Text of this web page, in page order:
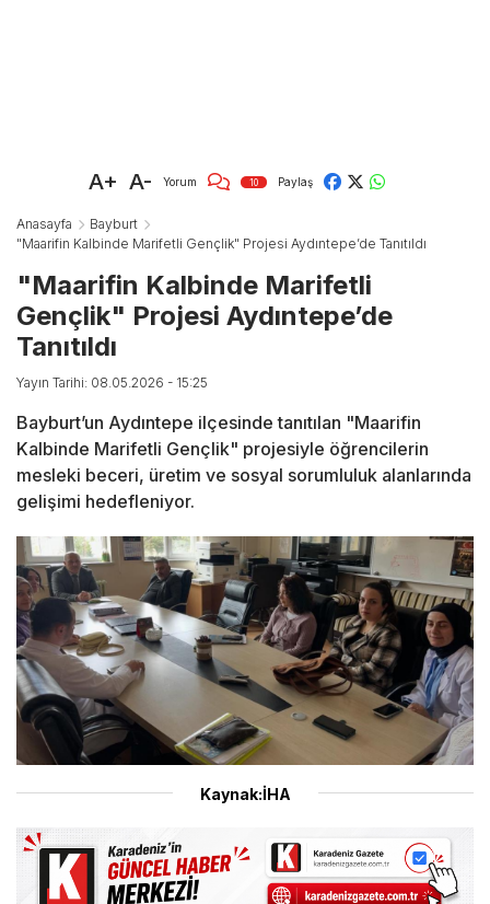
A+ A- Yorum 10 Paylaş
Anasayfa
Bayburt
"Maarifin Kalbinde Marifetli Gençlik" Projesi Aydıntepe’de Tanıtıldı
"Maarifin Kalbinde Marifetli
Gençlik" Projesi Aydıntepe’de
Tanıtıldı
Yayın Tarihi: 08.05.2026 - 15:25
Bayburt’un Aydıntepe ilçesinde tanıtılan "Maarifin
Kalbinde Marifetli Gençlik" projesiyle öğrencilerin
mesleki beceri, üretim ve sosyal sorumluluk alanlarında
gelişimi hedefleniyor.
Kaynak:İHA